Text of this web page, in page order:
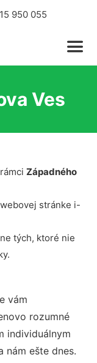
950 055
Ves
Západného
stránke i-
tých, ktoré nie
vám
rozumné
individuálnym
nám ešte dnes.